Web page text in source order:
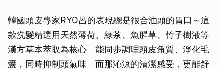
韓國頭皮專家RYO呂的表現總是很合油頭的胃口～這
款洗髮精選用天然薄荷、綠茶、魚腥草、竹子樹液等
漢方草本萃取為核心，能同步調理頭皮角質、淨化毛
囊，同時抑制頭氣味，而那沁涼的清潔感受，更能舒